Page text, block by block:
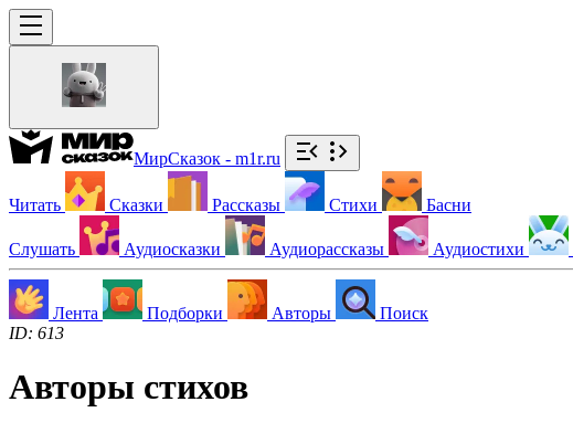
МирСказок - m1r.ru
Читать Сказки Рассказы Стихи Басни
Слушать Аудиосказки Аудиорассказы Аудиостихи
Лента Подборки Авторы
Поиск
ID: 613
Авторы стихов